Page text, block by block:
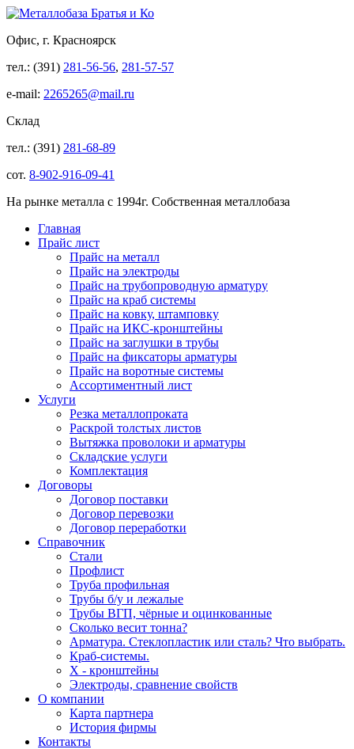
Офис, г. Красноярск
тел.: (391) 281-56-56, 281-57-57
e-mail: 2265265@mail.ru
Склад
тел.: (391) 281-68-89
сот. 8-902-916-09-41
На рынке металла с 1994г. Собственная металлобаза
Главная
Прайс лист
Прайс на металл
Прайс на электроды
Прайс на трубопроводную арматуру
Прайс на краб системы
Прайс на ковку, штамповку
Прайс на ИКС-кронштейны
Прайс на заглушки в трубы
Прайс на фиксаторы арматуры
Прайс на воротные системы
Ассортиментный лист
Услуги
Резка металлопроката
Раскрой толстых листов
Вытяжка проволоки и арматуры
Складские услуги
Комплектация
Договоры
Договор поставки
Договор перевозки
Договор переработки
Справочник
Стали
Профлист
Труба профильная
Трубы б/у и лежалые
Трубы ВГП, чёрные и оцинкованные
Сколько весит тонна?
Арматура. Стеклопластик или сталь? Что выбрать.
Краб-системы.
Х - кронштейны
Электроды, сравнение свойств
О компании
Карта партнера
История фирмы
Контакты